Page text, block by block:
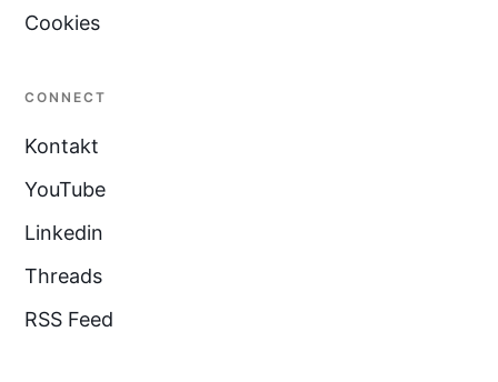
Cookies
CONNECT
Kontakt
YouTube
Linkedin
Threads
RSS Feed